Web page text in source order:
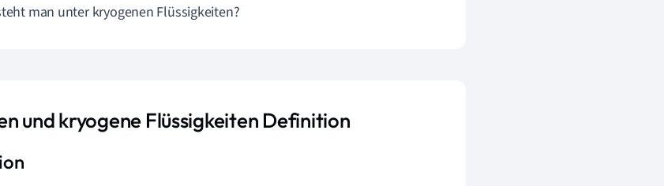
man unter kryogenen Flüssigkeiten?
und kryogene Flüssigkeiten Definition